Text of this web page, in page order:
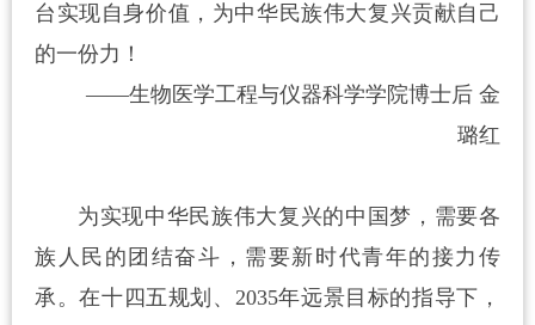
台实现自身价值，为中华民族伟大复兴贡献自己
的一份力！
——生物医学工程与仪器科学学院博士后 金
璐红
为实现中华民族伟大复兴的中国梦，需要各
族人民的团结奋斗，需要新时代青年的接力传
承。在十四五规划、2035年远景目标的指导下，